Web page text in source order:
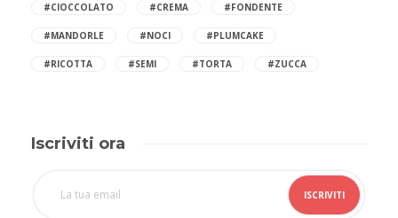
#CIOCCOLATO #CREMA #FONDENTE
#MANDORLE #NOCI #PLUMCAKE
#RICOTTA #SEMI #TORTA #ZUCCA
Iscriviti ora